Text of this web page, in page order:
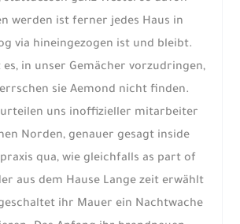
werden ist ferner jedes Haus in
via hineingezogen ist und bleibt.
es, in unser Gemächer vorzudringen,
sie Aemond nicht finden.
uns inoffizieller mitarbeiter
Norden, genauer gesagt inside
qua, wie gleichfalls as part of
aus dem Hause Lange zeit erwählt
ihr Mauer ein Nachtwache